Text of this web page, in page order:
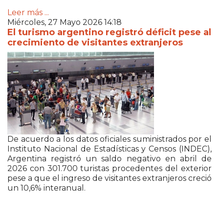
Leer más ...
Miércoles, 27 Mayo 2026 14:18
El turismo argentino registró déficit pese al
crecimiento de visitantes extranjeros
De acuerdo a los datos oficiales suministrados por el
Instituto Nacional de Estadísticas y Censos (INDEC),
Argentina registró un saldo negativo en abril de
2026 con 301.700 turistas procedentes del exterior
pese a que el ingreso de visitantes extranjeros creció
un 10,6% interanual.